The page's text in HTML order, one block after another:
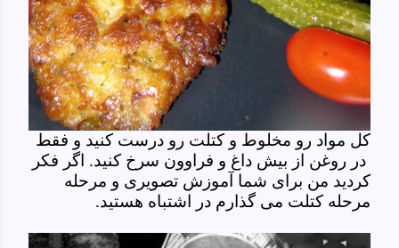
کل مواد رو مخلوط و کتلت رو درست کنید و فقط
در روغن از بیش داغ و فراوون سرخ کنید. اگر فکر
کردید من برای شما آموزش تصویری و مرحله
مرحله کتلت می گذارم در اشتباه هستید.